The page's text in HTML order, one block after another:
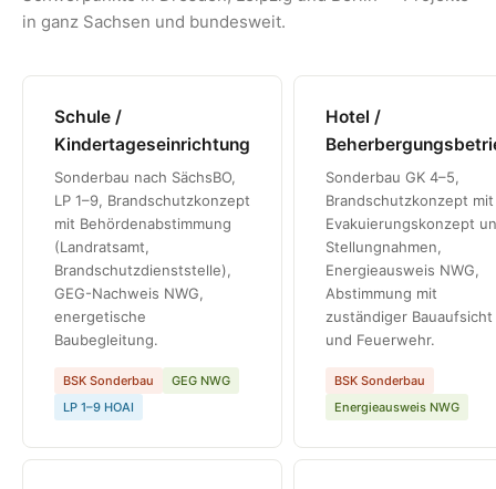
in ganz Sachsen und bundesweit.
Schule /
Kindertageseinrichtung
Sonderbau nach SächsBO,
LP 1–9, Brandschutzkonzept
mit Behördenabstimmung
(Landratsamt,
Brandschutzdienststelle),
GEG-Nachweis NWG,
energetische
Baubegleitung.
BSK Sonderbau
GEG NWG
LP 1–9 HOAI
Hotel /
Sonderbau GK 4–5,
Brandschutzkonzept mit
Evakuierungskonzept
Stellungnahmen,
Energieausweis NWG,
Abstimmung mit
zuständiger Bauaufsicht
und Feuerwehr.
BSK Sonderbau
Energieausweis NWG